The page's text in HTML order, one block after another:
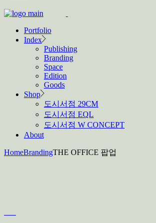
Portfolio
Index
Publishing
Branding
Space
Edition
Goods
Shop
도시서점 29CM
도시서점 EQL
도시서점 W CONCEPT
About
HomeBrandingTHE OFFICE 팝업